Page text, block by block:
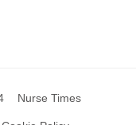
Nurse Times